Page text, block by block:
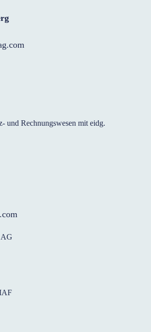
und Rechnungswesen mit eidg.
AG